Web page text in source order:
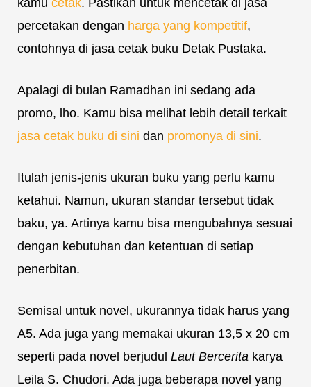
kamu cetak. Pastikan untuk mencetak di jasa
percetakan dengan harga yang kompetitif,
contohnya di jasa cetak buku Detak Pustaka.
Apalagi di bulan Ramadhan ini sedang ada
promo, lho. Kamu bisa melihat lebih detail terkait
jasa cetak buku di sini dan promonya di sini.
Itulah jenis-jenis ukuran buku yang perlu kamu
ketahui. Namun, ukuran standar tersebut tidak
baku, ya. Artinya kamu bisa mengubahnya sesuai
dengan kebutuhan dan ketentuan di setiap
penerbitan.
Semisal untuk novel, ukurannya tidak harus yang
A5. Ada juga yang memakai ukuran 13,5 x 20 cm
seperti pada novel berjudul Laut Bercerita karya
Leila S. Chudori. Ada juga beberapa novel yang